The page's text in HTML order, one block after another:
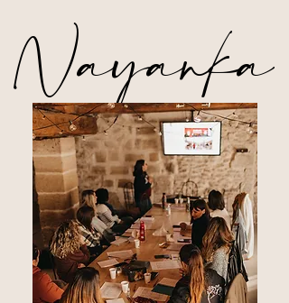
Nayanka